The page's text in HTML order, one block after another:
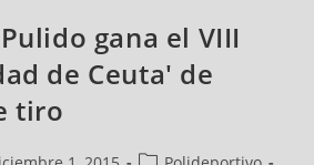
gana el VIII
de Ceuta' de
tiro